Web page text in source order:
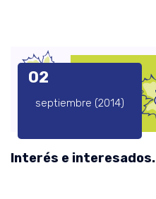
02
septiembre (2014)
Interés e interesados.